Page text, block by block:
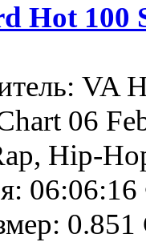
Hot 100
VA
06
Hip-
0.851